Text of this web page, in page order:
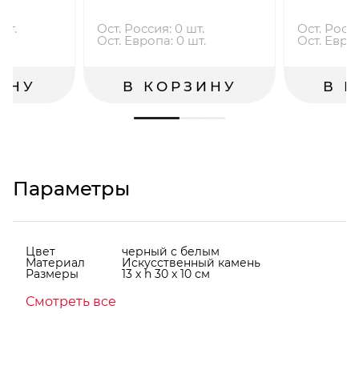
Ост. Россия: 0 шт.
Ост. Европа: 0 шт.
В КОРЗИНУ
Ост.
Ост.
В
Параметры
Цвет черный с белым
Материал Искусственный камень
Размеры 13 x h 30 x 10 см
Смотреть все